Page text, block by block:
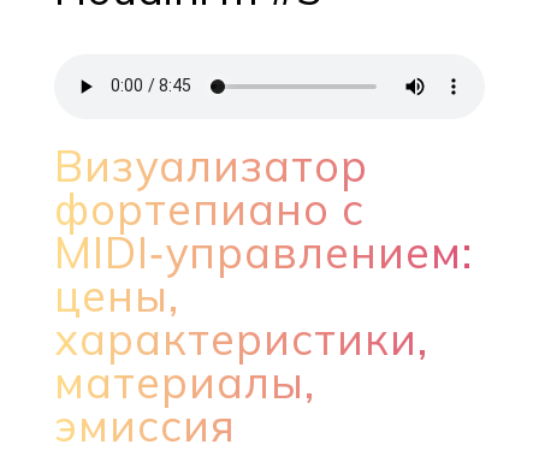
Визуализатор
фортепиано с
MIDI‑управлением:
цены,
характеристики,
материалы,
эмиссия